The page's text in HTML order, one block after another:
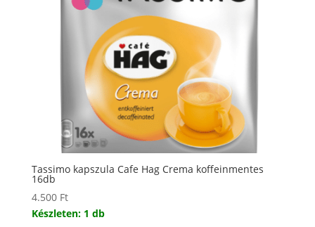
Tassimo kapszula Cafe Hag Crema koffeinmentes
16db
4.500 Ft
Készleten: 1 db